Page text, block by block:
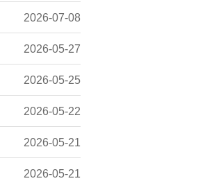
2026-07-08
2026-05-27
2026-05-25
2026-05-22
2026-05-21
2026-05-21